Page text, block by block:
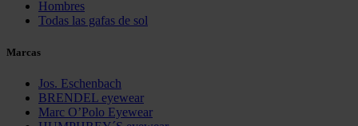
Hombres
Todas las gafas de sol
Marcas
Jos. Eschenbach
BRENDEL eyewear
Marc O’Polo Eyewear